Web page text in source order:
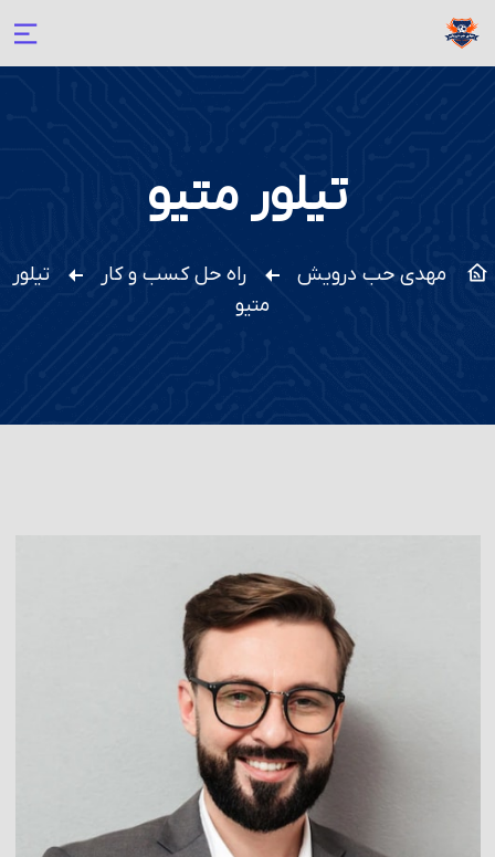
تیلور متیو
مهدی حب درویش راه حل کسب و کار
تیلور
متیو